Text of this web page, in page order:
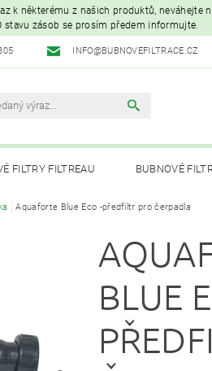
některému z našich produktů, neváhejte
stavu zásob se prosím předem informujte.
INFO@BUBNOVEFILTRACE.CZ
FILTRY FILTREAU BUBNOVÉ
JEZÍRKOVÁ ČERPADLA A
BAKTERIE, ÚPRAVA VODY, CHOVNÉ
Aquaforte Blue Eco -předfiltr pro čerpadla
BLUE